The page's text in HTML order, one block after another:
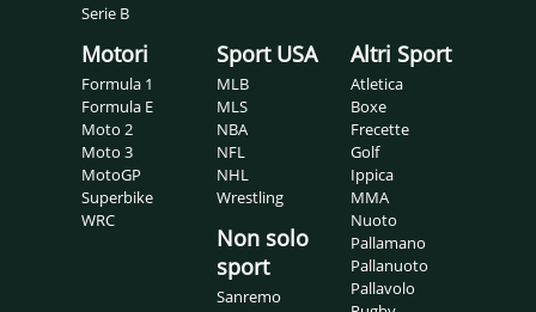
Serie B
Motori
Formula 1
Formula E
Moto 2
Moto 3
MotoGP
Superbike
WRC
Sport USA
MLB
MLS
NBA
NFL
NHL
Wrestling
Non solo
sport
Sanremo
Altri Sport
Atletica
Boxe
Frecette
Golf
Ippica
MMA
Nuoto
Pallamano
Pallanuoto
Pallavolo